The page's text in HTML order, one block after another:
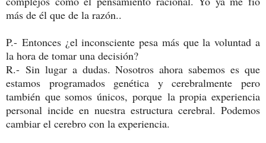
más de él que de la razón..
P.- Entonces ¿el inconsciente pesa más que la voluntad a
la hora de tomar una decisión?
R.- Sin lugar a dudas. Nosotros ahora sabemos es que
estamos programados genética y cerebralmente pero
también que somos únicos, porque la propia experiencia
personal incide en nuestra estructura cerebral. Podemos
cambiar el cerebro con la experiencia.